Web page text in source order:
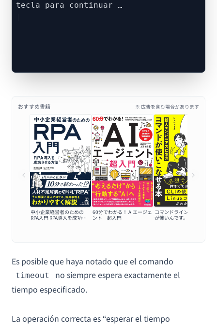
tecla para continuar …
おすすめ書籍 ※ 広告を含む場合があります
中小企業経営者のための
RPA入門 RPA導入を成功さ
60分でわかる！ AIエージェ
ント 超入門
コマンドラインの黒い画面
が怖いんです。
Es posible que haya notado que el comando
timeout
no siempre espera exactamente el
tiempo especificado.
La operación correcta es “esperar el tiempo